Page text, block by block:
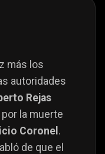
más los
autoridades
Rejas
la muerte
Coronel .
de que el